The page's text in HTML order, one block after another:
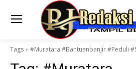
Tags #Muratara #Bantuanbanjir #Peduli